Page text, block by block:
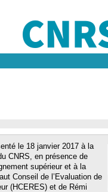
le 18 janvier 2017 à la
CNRS, en présence de
supérieur et à la
Conseil de l’Evaluation de
(HCERES) et de Rémi